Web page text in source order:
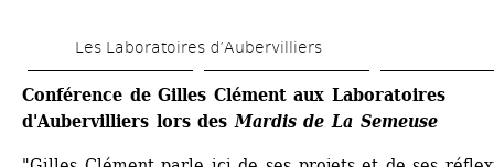
au
contenu
principal
Les Laboratoires d’Aubervilliers
Conférence de Gilles Clément aux Laboratoires
d'Aubervilliers lors des Mardis de La Semeuse